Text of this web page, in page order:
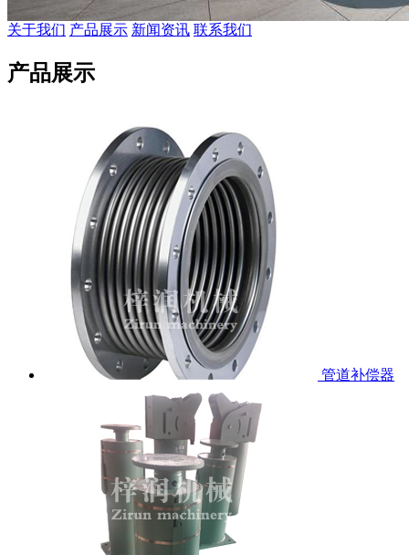
关于我们 产品展示 新闻资讯 联系我们
产品展示
管道补偿器